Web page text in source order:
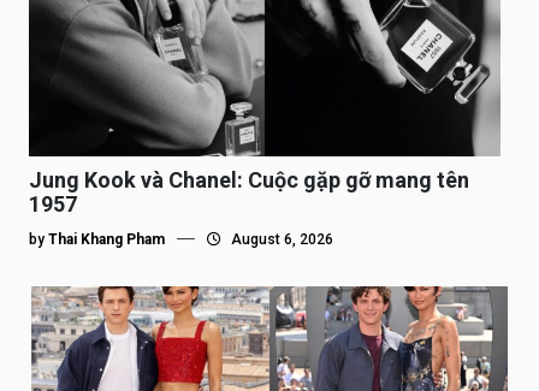
Jung Kook và Chanel: Cuộc gặp gỡ mang tên
1957
by Thai Khang Pham August 6, 2026